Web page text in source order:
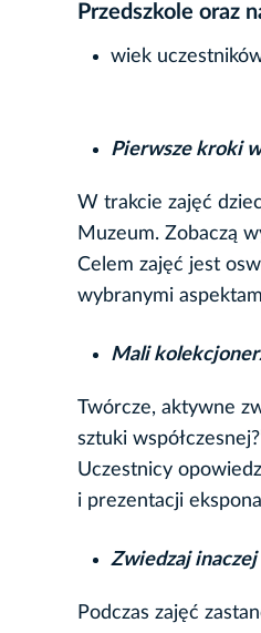
Przedszkole oraz
wiek
Pierwsze kroki
W trakcie zajęć
Muzeum. Zobaczą
Celem zajęć jest
wybranymi
Mali
Twórcze, aktywne
sztuki
Uczestnicy
i prezentacji
Zwiedzaj inaczej
Podczas zajęć